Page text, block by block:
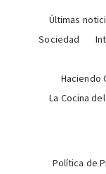
Últimas
Sociedad
Haciendo
La Cocina
Política de